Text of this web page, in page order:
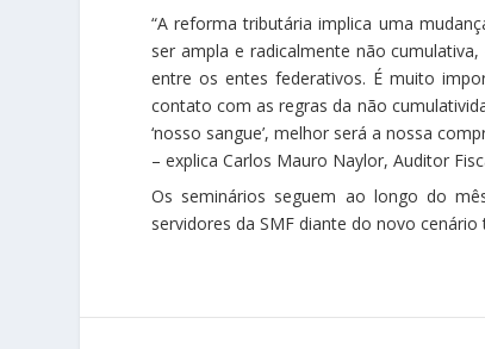
“A reforma tributária implica uma
ser ampla e radicalmente não
entre os entes federativos. É muito
contato com as regras da não
‘nosso sangue’, melhor será a nossa
– explica Carlos Mauro Naylor, Auditor
Os seminários seguem ao longo do
servidores da SMF diante do novo